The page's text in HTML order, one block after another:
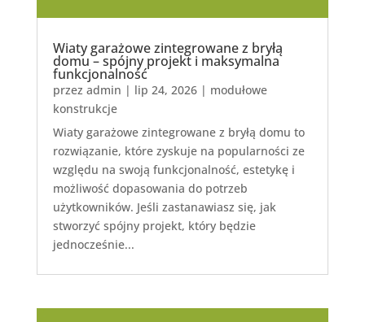
Wiaty garażowe zintegrowane z bryłą
domu – spójny projekt i maksymalna
funkcjonalność
przez admin | lip 24, 2026| modułowe
konstrukcje
Wiaty garażowe zintegrowane z bryłą domu to
rozwiązanie, które zyskuje na popularności ze
względu na swoją funkcjonalność, estetykę i
możliwość dopasowania do potrzeb
użytkowników. Jeśli zastanawiasz się, jak
stworzyć spójny projekt, który będzie
jednocześnie...